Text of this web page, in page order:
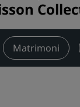
Matrimoni